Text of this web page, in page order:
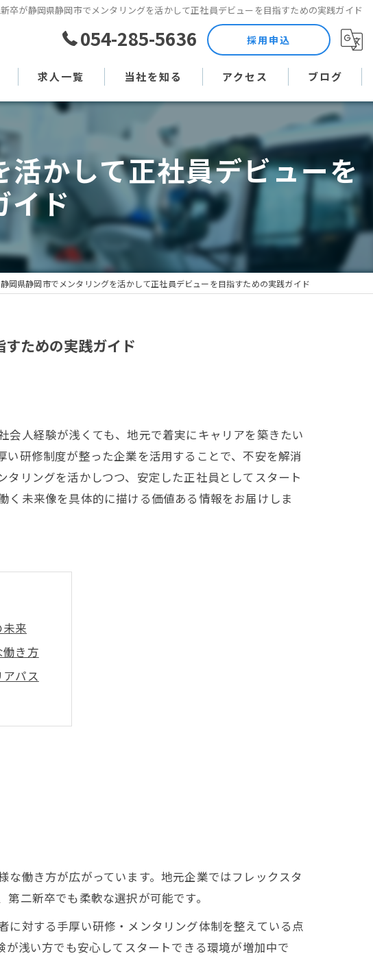
卒が静岡県静岡市でメンタリングを活かして正社員デビューを目指すための実践ガイド
054-285-5636 採用申込
求人一覧 当社を知る
土木作業員
現場監督
直行直帰
アクセス ブログ
コラム
かして正社員デビューを
イド
岡県静岡市でメンタリングを活かして正社員デビューを目指すための実践ガイド
ための実践ガイド
人経験が浅くても、地元で着実にキャリアを築きたい
研修制度が整った企業を活用することで、不安を解消
リングを活かしつつ、安定した正社員としてスタート
未来像を具体的に描ける価値ある情報をお届けしま
来
き方
パス
は
将来像
略法
ヒント
成とは
仕組み
き点
働き方が広がっています。地元企業ではフレックスタ
二新卒でも柔軟な選択が可能です。
対する手厚い研修・メンタリング体制を整えている点
浅い方でも安心してスタートできる環境が増加中で